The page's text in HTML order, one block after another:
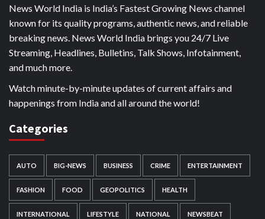
News World India is India’s Fastest Growing News channel
known for its quality programs, authentic news, and reliable
breaking news. News World India brings you 24/7 Live
Streaming, Headlines, Bulletins, Talk Shows, Infotainment,
and much more.
Watch minute-by-minute updates of current affairs and
happenings from India and all around the world!
Categories
AUTO BIG-NEWS BUSINESS CRIME ENTERTAINMENT
FASHION FOOD GEOPOLITICS HEALTH
INTERNATIONAL LIFESTYLE NATIONAL NEWSBEAT